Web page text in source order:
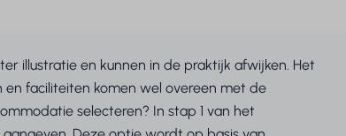
illustratie en kunnen in de praktijk afwijken. Het
faciliteiten komen wel overeen met de
selecteren? In stap 1 van het